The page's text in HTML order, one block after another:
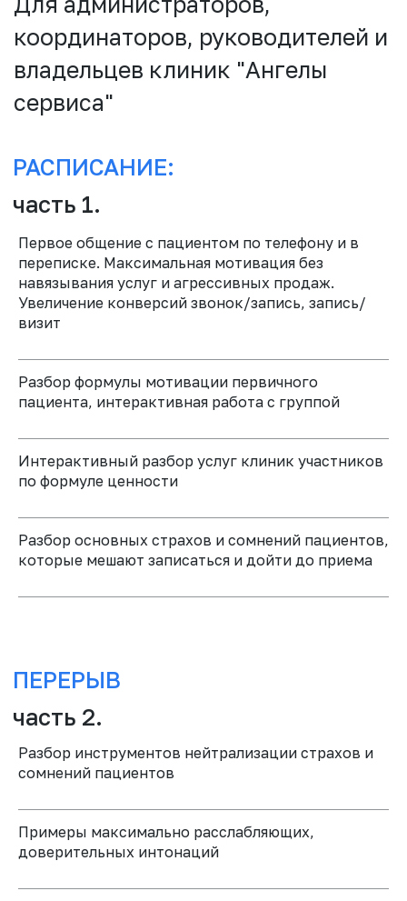
Первое общение с пациентом по телефону и в
переписке. Максимальная мотивация без
навязывания услуг и агрессивных продаж.
Увеличение конверсий звонок/запись, запись/
визит
Разбор формулы мотивации первичного
пациента, интерактивная работа с группой
Интерактивный разбор услуг клиник участников
по формуле ценности
Разбор основных страхов и сомнений пациентов,
которые мешают записаться и дойти до приема
часть 2.
Разбор инструментов нейтрализации страхов и
сомнений пациентов
Примеры максимально расслабляющих,
доверительных интонаций
ОБЕД
часть 3.
часть 4.